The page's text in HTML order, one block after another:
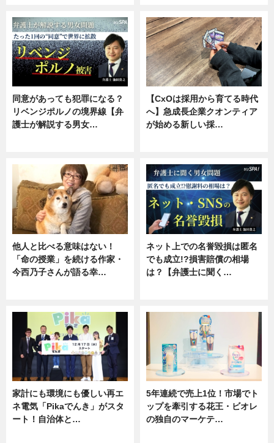
同意があっても犯罪になる？
リベンジポルノの境界線【弁
護士が解説する男女…
【CxOは採用から育てる時代
へ】急成長企業クオンティア
が始める新しい採…
他人と比べる意味はない！
「命の授業」を続ける作家・
今西乃子さんが語る幸…
ネット上での名誉毀損は匿名
でも成立!?損害賠償の相場
は？【弁護士に聞く…
家計にも環境にも優しい再エ
ネ電気「Pikaでんき」がスタ
ート！自治体と…
5年連続で売上1位！市場でト
ップを牽引する花王・ビオレ
の独自のマーケテ…